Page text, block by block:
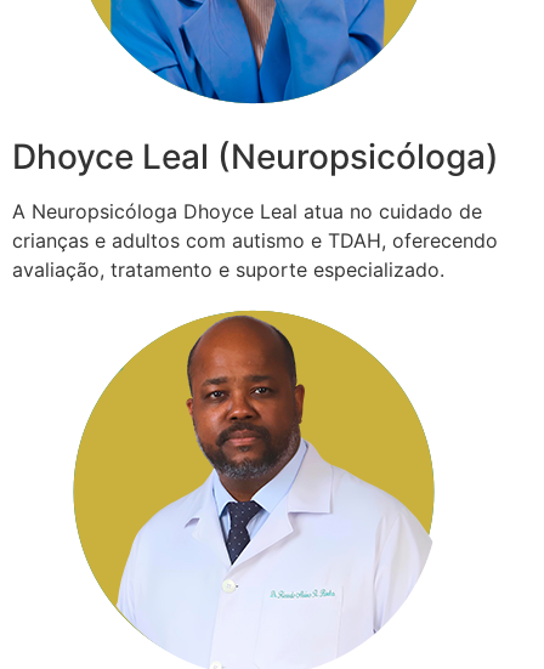
Dhoyce Leal (Neuropsicóloga)
A Neuropsicóloga Dhoyce Leal atua no cuidado de
crianças e adultos com autismo e TDAH, oferecendo
avaliação, tratamento e suporte especializado.